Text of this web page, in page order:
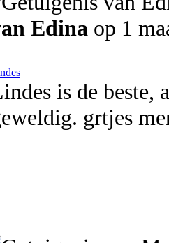
Edina op 1
is de
grtjes